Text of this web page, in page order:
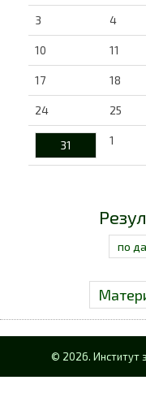
3 4
10 11
17 18
24 25
31 1
по
© 2026. Институт